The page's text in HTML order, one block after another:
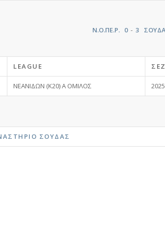
Ν.Ο.ΠΕ.Ρ. 0 - 3
LEAGUE
ΝΕΑΝΙΔΩΝ (K20) Α ΟΜΙΛΟΣ
ΣΟΎΔΑΣ